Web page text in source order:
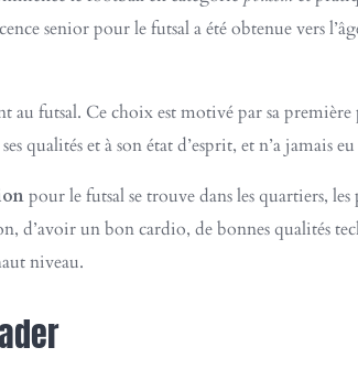
senior pour le futsal a été obtenue vers
au futsal. Ce choix est motivé par sa
qualités et à son état d’esprit, et n’a jamais
pour le futsal se trouve dans les quartiers,
d’avoir un bon cardio, de bonnes qualités
niveau.